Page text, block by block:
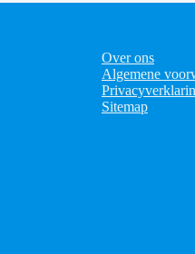
Over ons
Algemene
Sitemap